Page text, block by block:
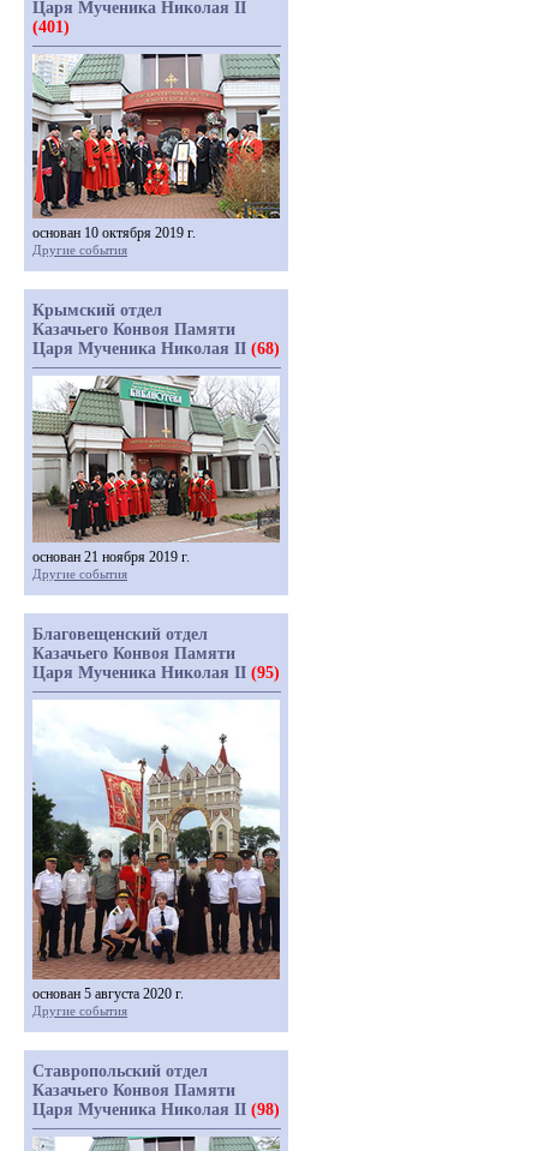
Царя Мученика Николая II
(401)
основан 10 октября 2019 г.
Другие события
Крымский отдел
Казачьего Конвоя Памяти
Царя Мученика Николая II (68)
основан 21 ноября 2019 г.
Другие события
Благовещенский отдел
Казачьего Конвоя Памяти
Царя Мученика Николая II (95)
основан 5 августа 2020 г.
Другие события
Ставропольский отдел
Казачьего Конвоя Памяти
Царя Мученика Николая II (98)